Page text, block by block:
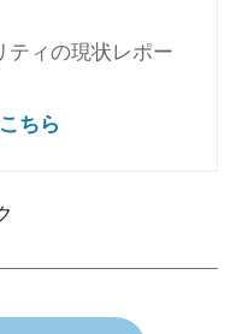
ティの現状レポー
ちら